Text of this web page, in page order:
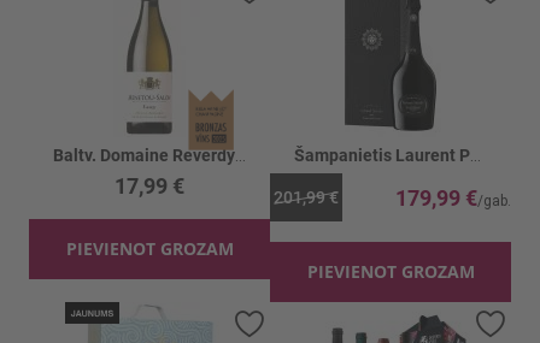
17,99 €
PIEVIENOT GROZAM
201,99 € 179,99 €
PIEVIENOT GROZAM
Pievienot vēlmju sarakstam